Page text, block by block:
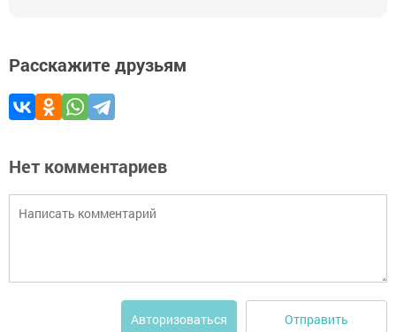
Расскажите друзьям
Нет комментариев
Авторизоваться Отправить